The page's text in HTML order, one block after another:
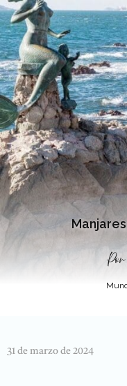
Por
31 de marzo de 2024